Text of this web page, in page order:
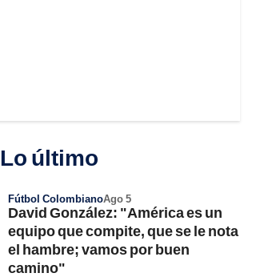
Lo último
Fútbol ColombianoAgo 5
David González: "América es un
equipo que compite, que se le nota
el hambre; vamos por buen
camino"